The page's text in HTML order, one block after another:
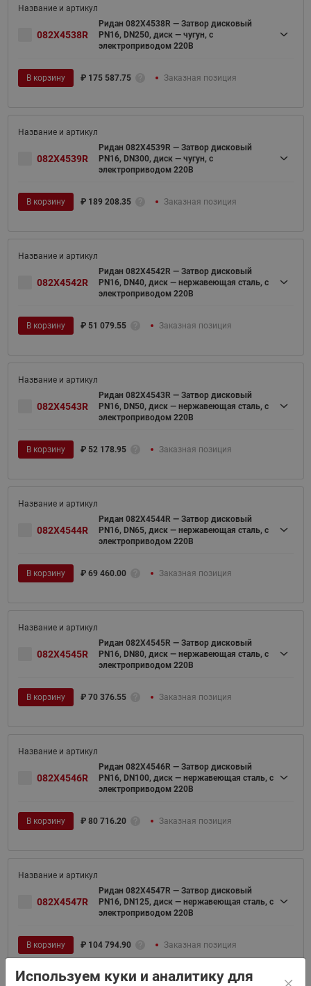
082X4538R
Ридан 082X4538R — Затвор дисковый
PN16, DN250, диск — чугун, с
электроприводом 220В
В корзину ₽ 175 587.75 Заказная позиция
082X4539R
Ридан 082X4539R — Затвор дисковый
PN16, DN300, диск — чугун, с
электроприводом 220В
В корзину ₽ 189 208.35 Заказная позиция
082X4542R
Ридан 082X4542R — Затвор дисковый
PN16, DN40, диск — нержавеющая сталь, с
электроприводом 220В
В корзину ₽ 51 079.55 Заказная позиция
082X4543R
Ридан 082X4543R — Затвор дисковый
PN16, DN50, диск — нержавеющая сталь, с
электроприводом 220В
В корзину ₽ 52 178.95 Заказная позиция
082X4544R
Ридан 082X4544R — Затвор дисковый
PN16, DN65, диск — нержавеющая сталь, с
электроприводом 220В
В корзину ₽ 69 460.00 Заказная позиция
082X4545R
Ридан 082X4545R — Затвор дисковый
PN16, DN80, диск — нержавеющая сталь, с
электроприводом 220В
В корзину ₽ 70 376.55 Заказная позиция
082X4546R
Ридан 082X4546R — Затвор дисковый
PN16, DN100, диск — нержавеющая сталь, с
электроприводом 220В
В корзину ₽ 80 716.20 Заказная позиция
082X4547R
Ридан 082X4547R — Затвор дисковый
PN16, DN125, диск — нержавеющая сталь, с
электроприводом 220В
В корзину ₽ 104 794.90 Заказная позиция
Используем куки и аналитику для